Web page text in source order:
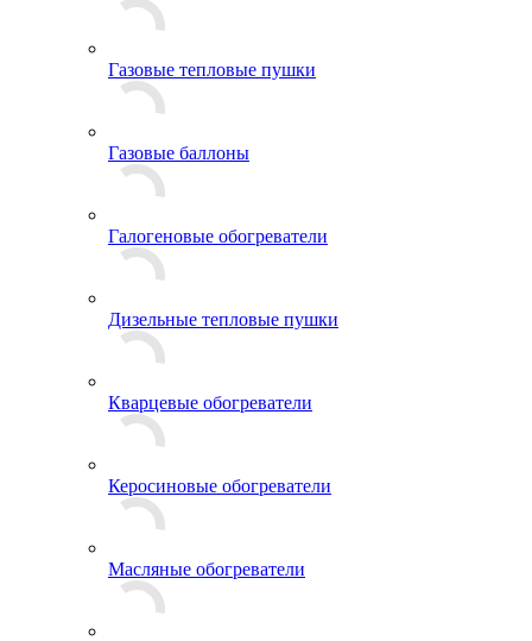
Газовые тепловые пушки
Газовые баллоны
Галогеновые обогреватели
Дизельные тепловые пушки
Кварцевые обогреватели
Керосиновые обогреватели
Масляные обогреватели